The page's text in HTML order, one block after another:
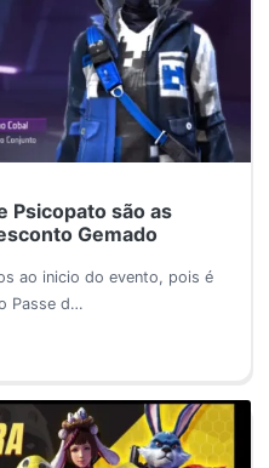
Psicopato são as
Gemado
ao inicio do evento, pois é
Passe d…